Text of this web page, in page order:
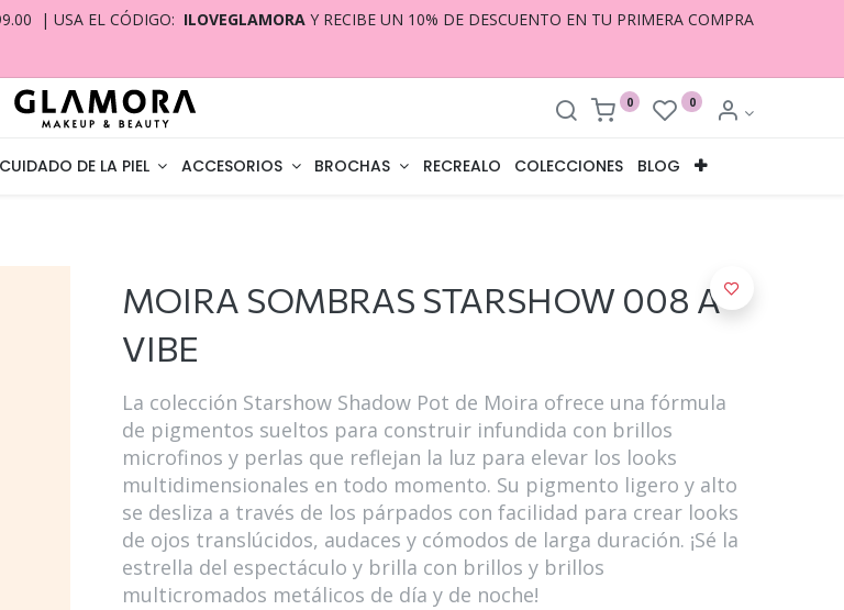
| USA EL CÓDIGO: ILOVEGLAMORA Y RECIBE UN 10% DE DESCUENTO EN TU PRIMERA COMPRA
0 0
CUIDADO DE LA PIEL ACCESORIOS BROCHAS RECREALO COLECCIONES BLOG
MOIRA SOMBRAS STARSHOW 008 A
VIBE
La colección Starshow Shadow Pot de Moira ofrece una fórmula
de pigmentos sueltos para construir infundida con brillos
microfinos y perlas que reflejan la luz para elevar los looks
multidimensionales en todo momento. Su pigmento ligero y alto
se desliza a través de los párpados con facilidad para crear looks
de ojos translúcidos, audaces y cómodos de larga duración. ¡Sé la
estrella del espectáculo y brilla con brillos y brillos
multicromados metálicos de día y de noche!